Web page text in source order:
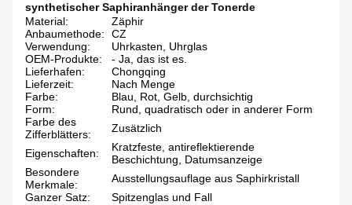
synthetischer Saphiranhänger der Tonerde
Material:
Zäphir
Anbaumethode:
CZ
Verwendung:
Uhrkasten, Uhrglas
OEM-Produkte:
- Ja, das ist es.
Lieferhafen:
Chongqing
Lieferzeit:
Nach Menge
Farbe:
Blau, Rot, Gelb, durchsichtig
Form:
Rund, quadratisch oder in anderer Form
Farbe des
Zifferblätters:
Zusätzlich
Eigenschaften:
Kratzfeste, antireflektierende
Beschichtung, Datumsanzeige
Besondere
Merkmale:
Ausstellungsauflage aus Saphirkristall
Ganzer Satz:
Spitzenglas und Fall